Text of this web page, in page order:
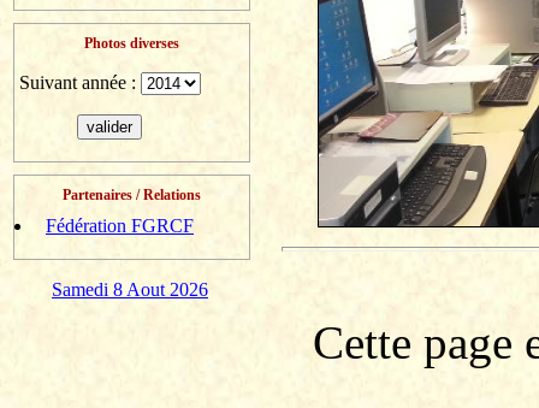
Photos diverses
Suivant année :
Partenaires / Relations
Fédération FGRCF
Samedi 8 Aout 2026
Cette page